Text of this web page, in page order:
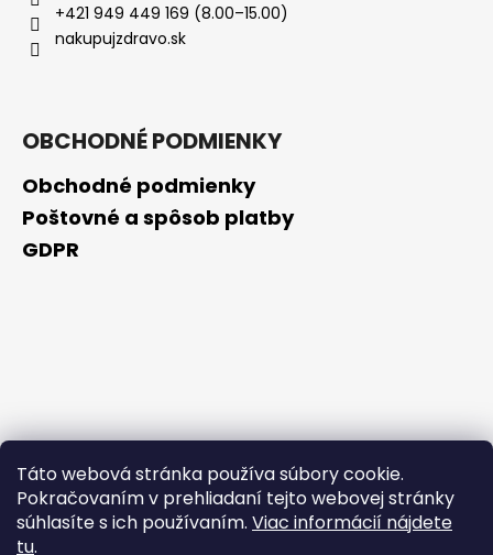
Táto webová stránka používa súbory cookie.
Pokračovaním v prehliadaní tejto webovej stránky
súhlasíte s ich používaním. Viac informácií nájdete
tu.
+421 949 449 169 (8.00–15.00)
nakupujzdravo.sk
OBCHODNÉ PODMIENKY
Obchodné podmienky
Poštovné a spôsob platby
GDPR